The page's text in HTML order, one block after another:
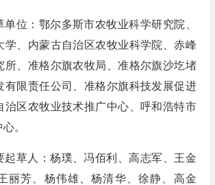
单位：鄂尔多斯市农牧业科学研究院、
学、内蒙古自治区农牧业科学院、赤峰
所、准格尔旗农牧局、准格尔旗沙圪堵
有限责任公司、准格尔旗科技发展促进
治区农牧业技术推广中心、呼和浩特市
。
起草人：杨璞、冯佰利、高志军、王金
丽芳、杨伟雄、杨清华、徐静、高金